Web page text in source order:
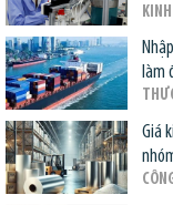
làm
Giá